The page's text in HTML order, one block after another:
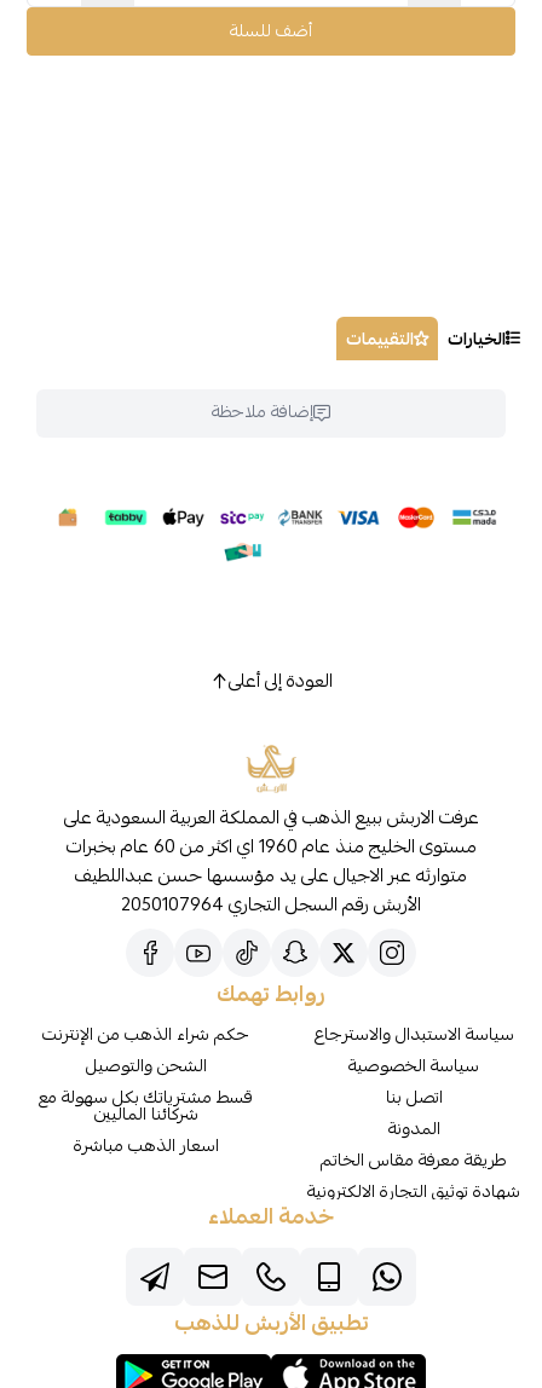
أضف للسلة
الخيارات التقييمات
إضافة ملاحظة
العودة إلى أعلى
عرفت الاربش ببيع الذهب في المملكة العربية السعودية على
مستوى الخليج منذ عام 1960 اي اكثر من 60 عام بخبرات
متوارثه عبر الاجيال على يد مؤسسها حسن عبداللطيف
الأربش رقم السجل التجاري 2050107964
روابط تهمك
سياسة الاستبدال والاسترجاع
سياسة الخصوصية
اتصل بنا
المدونة
طريقة معرفة مقاس الخاتم
شهادة توثيق التجارة الالكترونية
حكم شراء الذهب من الإنترنت
الشحن والتوصيل
قسط مشترياتك بكل سهولة مع
شركائنا الماليين
اسعار الذهب مباشرة
خدمة العملاء
تطبيق الأربش للذهب